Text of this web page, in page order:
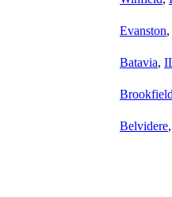
Evanston,
Batavia,
Brookfield
Belvidere,